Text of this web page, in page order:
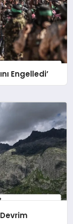
Engelledi’